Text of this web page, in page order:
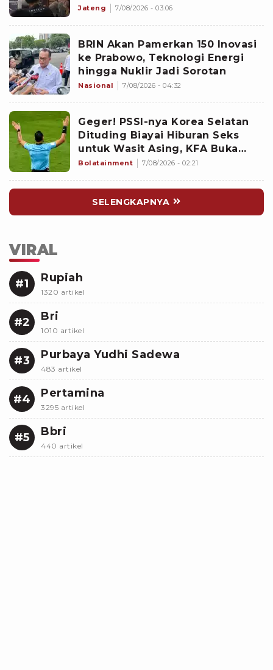
Jateng 7/08/2026 - 03:06
BRIN Akan Pamerkan 150 Inovasi
ke Prabowo, Teknologi Energi
hingga Nuklir Jadi Sorotan
Nasional 7/08/2026 - 04:32
Geger! PSSI-nya Korea Selatan
Dituding Biayai Hiburan Seks
untuk Wasit Asing, KFA Buka
Suara
Bolatainment 7/08/2026 - 02:21
SELENGKAPNYA
VIRAL
#1 Rupiah
1320 artikel
#2 Bri
1010 artikel
#3 Purbaya Yudhi Sadewa
483 artikel
#4 Pertamina
3295 artikel
#5 Bbri
440 artikel